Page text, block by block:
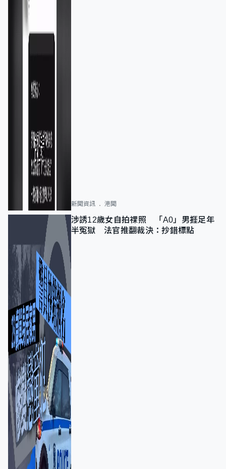
新聞資訊 港聞
涉誘12歲女自拍祼照 「A0」男捱足年
半冤獄 法官推翻裁決：抄錯標點